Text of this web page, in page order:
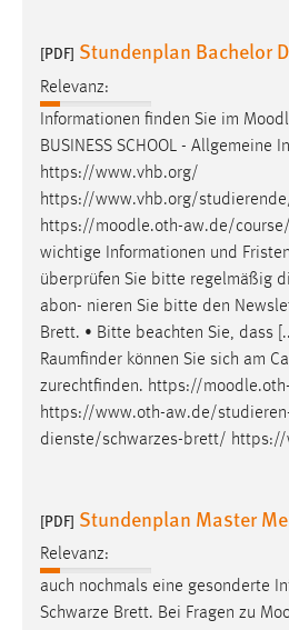
[PDF] Stundenplan Bachelor
Relevanz:
Informationen finden Sie im
BUSINESS SCHOOL - Allgemeine
https://www.vhb.org/
https://www.vhb.org/
https://moodle.oth-aw.de/
wichtige Informationen und
überprüfen Sie bitte regelmäßig
abon- nieren Sie bitte den
Brett. • Bitte beachten Sie, dass
Raumfinder können Sie sich am
zurechtfinden. https://moodle
https://www.oth-aw.de/
dienste/schwarzes-brett/ https://
[PDF] Stundenplan Master
Relevanz:
auch nochmals eine gesonderte
Schwarze Brett. Bei Fragen zu